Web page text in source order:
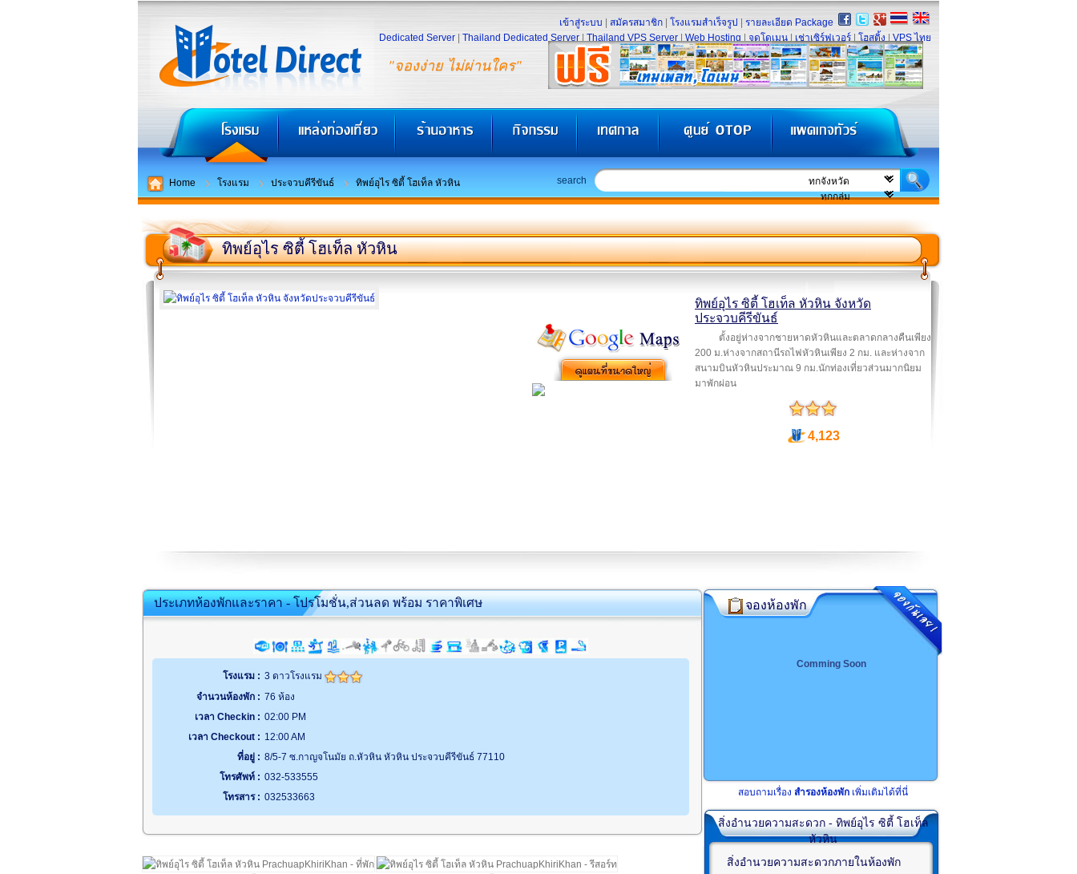
"จองง่าย ไม่ผ่านใคร"
เข้าสู่ระบบ สมัครสมาชิก โรงแรมสำเร็จรูป
รายละเอียด Package
Dedicated Server
Thailand Dedicated Server Thailand VPS Server Web Hosting จดโดเมน เช่าเซิร์ฟเวอร์ โฮสติ้ง VPS ไทย
Home โรงแรม ประจวบคีรีขันธ์ ทิพย์อุไร ซิตี้ โฮเท็ล หัวหิน search
ทิพย์อุไร ซิตี้ โฮเท็ล หัวหิน
ทิพย์อุไร ซิตี้ โฮเท็ล หัวหิน จังหวัด
ประจวบคีรีขันธ์
ตั้งอยู่ห่างจากชายหาดหัวหินและตลาดกลางคืนเพียง
200 ม.ห่างจากสถานีรถไฟหัวหินเพียง 2 กม. และห่างจาก
สนามบินหัวหินประมาณ 9 กม.นักท่องเที่ยวส่วนมากนิยม
มาพักผ่อน
4,123
ประเภทห้องพักและราคา - โปรโมชั่น,ส่วนลด พร้อม ราคาพิเศษ
โรงแรม : 3 ดาวโรงแรม
จำนวนห้องพัก : 76 ห้อง
เวลา Checkin : 02:00 PM
เวลา Checkout : 12:00 AM
ที่อยู่ : 8/5-7 ซ.กาญจโนมัย ถ.หัวหิน หัวหิน ประจวบคีรีขันธ์ 77110
โทรศัพท์ : 032-533555
โทรสาร : 032533663
จองห้องพัก
Comming Soon
สอบถามเรื่อง สำรองห้องพัก เพิ่มเติมได้ที่นี่
สิ่งอำนวยความสะดวก - ทิพย์อุไร ซิตี้ โฮเท็ล
หัวหิน
สิ่งอำนวยความสะดวกภายในห้องพัก